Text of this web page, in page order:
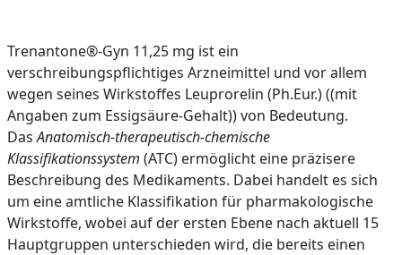
Trenantone®-Gyn 11,25 mg ist ein
verschreibungspflichtiges Arzneimittel und vor allem
wegen seines Wirkstoffes Leuprorelin (Ph.Eur.) ((mit
Angaben zum Essigsäure-Gehalt)) von Bedeutung.
DasAnatomisch-therapeutisch-chemische
Klassifikationssystem (ATC) ermöglicht eine präzisere
Beschreibung des Medikaments. Dabei handelt es sich
um eine amtliche Klassifikation für pharmakologische
Wirkstoffe, wobei auf der ersten Ebene nach aktuell 15
Hauptgruppen unterschieden wird, die bereits einen